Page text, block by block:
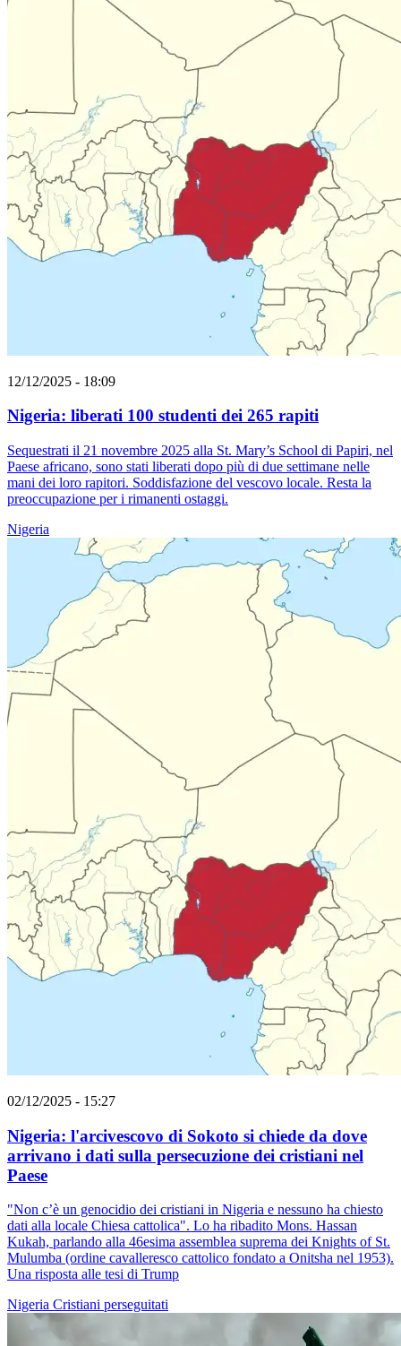
12/12/2025 - 18:09
Nigeria: liberati 100 studenti dei 265 rapiti
Sequestrati il 21 novembre 2025 alla St. Mary’s School di Papiri, nel
Paese africano, sono stati liberati dopo più di due settimane nelle
mani dei loro rapitori. Soddisfazione del vescovo locale. Resta la
preoccupazione per i rimanenti ostaggi.
Nigeria
02/12/2025 - 15:27
Nigeria: l'arcivescovo di Sokoto si chiede da dove
arrivano i dati sulla persecuzione dei cristiani nel
Paese
"Non c’è un genocidio dei cristiani in Nigeria e nessuno ha chiesto
dati alla locale Chiesa cattolica". Lo ha ribadito Mons. Hassan
Kukah, parlando alla 46esima assemblea suprema dei Knights of St.
Mulumba (ordine cavalleresco cattolico fondato a Onitsha nel 1953).
Una risposta alle tesi di Trump
Nigeria Cristiani perseguitati